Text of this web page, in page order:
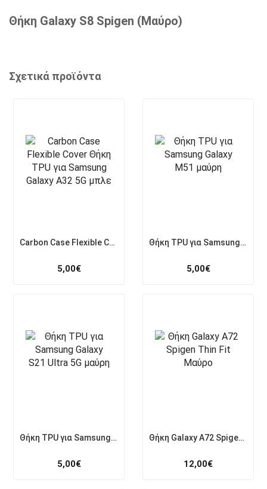
Θήκη Galaxy S8 Spigen (Μαύρο)
Σχετικά προϊόντα
Carbon Case Flexible Cover Θήκη TPU για Samsung Galaxy A32 5G μπλε
5,00€
Θήκη TPU για Samsung Galaxy M51 μαύρη
5,00€
Θήκη TPU για Samsung Galaxy S21 Ultra 5G μαύρη
5,00€
Θήκη Galaxy A72 Spigen Thin Fit Μαύρο
12,00€